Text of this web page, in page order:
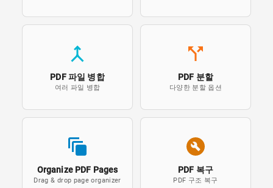
PDF 파일 병합
여러 파일 병합
PDF 분할
다양한 분할 옵션
Organize PDF Pages
Drag & drop page organizer
PDF 복구
PDF 구조 복구